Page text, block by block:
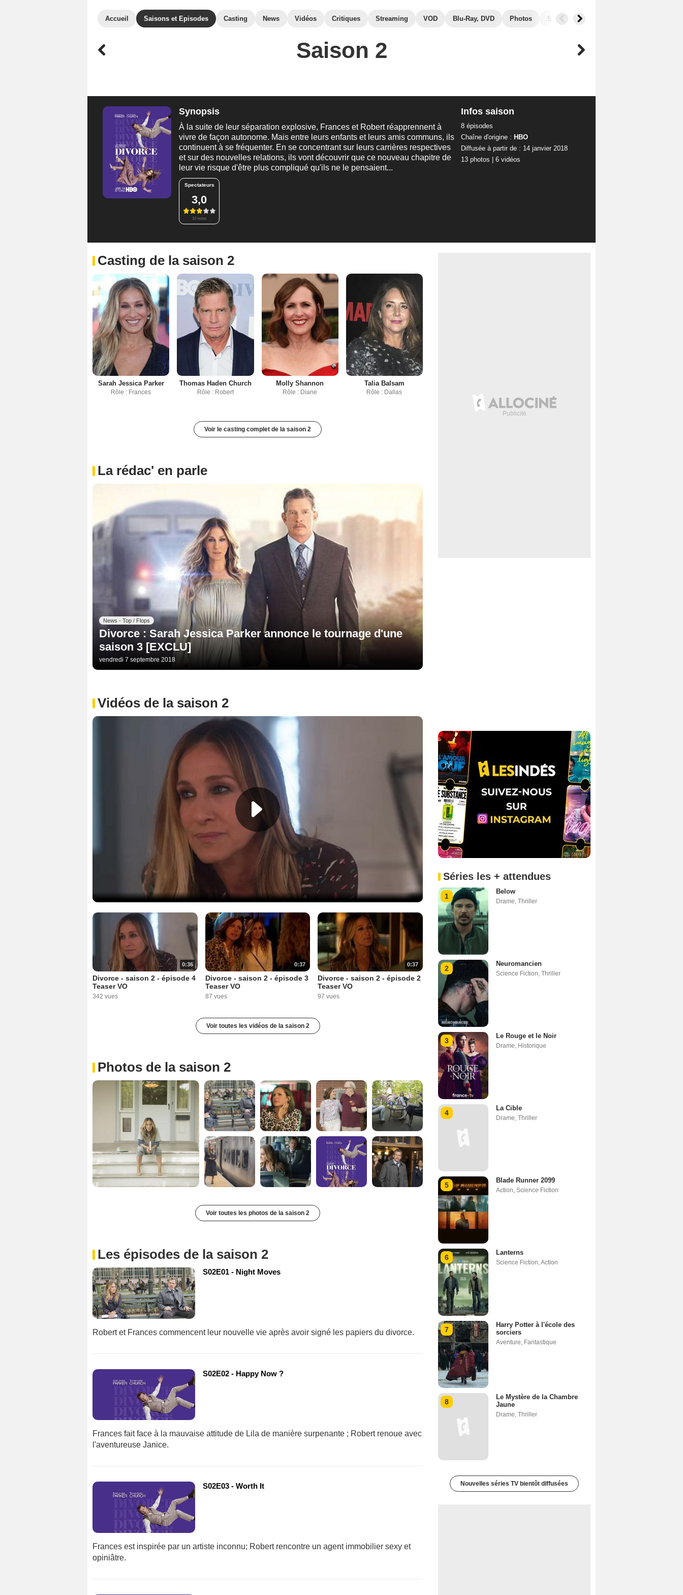
Accueil Saisons et Episodes Casting News Vidéos Critiques Streaming VOD Blu-Ray, DVD Photos Secrets de tournage
Saison 2
Synopsis
À la suite de leur séparation explosive, Frances et Robert réapprennent à
vivre de façon autonome. Mais entre leurs enfants et leurs amis communs, ils
continuent à se fréquenter. En se concentrant sur leurs carrières respectives
et sur des nouvelles relations, ils vont découvrir que ce nouveau chapitre de
leur vie risque d'être plus compliqué qu'ils ne le pensaient...
Spectateurs
3,0
10 notes
Infos saison
8 épisodes
Chaîne d'origine : HBO
Diffusée à partir de : 14 janvier 2018
13 photos
6 vidéos
Casting de la saison 2
Sarah Jessica Parker
Rôle : Frances
Thomas Haden Church
Rôle : Robert
Molly Shannon
Rôle : Diane
Talia Balsam
Rôle : Dallas
Voir le casting complet de la saison 2
La rédac' en parle
News - Top / Flops
Divorce : Sarah Jessica Parker annonce le tournage d'une
saison 3 [EXCLU]
vendredi 7 septembre 2018
Vidéos de la saison 2
0:36
Divorce - saison 2 - épisode 4
Teaser VO
342 vues
0:37
Divorce - saison 2 - épisode 3
Teaser VO
87 vues
0:37
Divorce - saison 2 - épisode 2
Teaser VO
97 vues
Voir toutes les vidéos de la saison 2
Photos de la saison 2
Voir toutes les photos de la saison 2
Les épisodes de la saison 2
S02E01 - Night Moves
Robert et Frances commencent leur nouvelle vie après avoir signé les papiers du divorce.
S02E02 - Happy Now ?
Frances fait face à la mauvaise attitude de Lila de manière surpenante ; Robert renoue avec
l'aventureuse Janice.
S02E03 - Worth It
Frances est inspirée par un artiste inconnu; Robert rencontre un agent immobilier sexy et
opiniâtre.
Séries les + attendues
1
Below
Drame Thriller
2
Neuromancien
Science Fiction Thriller
3
Le Rouge et le Noir
Drame Historique
4
La Cible
Drame Thriller
5
Blade Runner 2099
Action Science Fiction
6
Lanterns
Science Fiction Action
7
Harry Potter à l'école des
sorciers
Aventure Fantastique
8
Le Mystère de la Chambre
Jaune
Drame Thriller
Nouvelles séries TV bientôt diffusées